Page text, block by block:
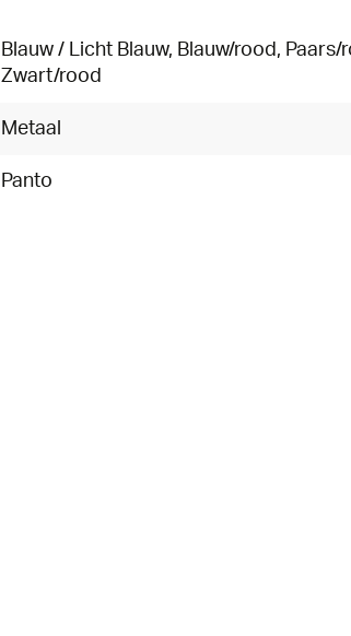
Blauw / Licht Blauw, Blauw/rood , Paars/
Zwart/rood
Metaal
Panto